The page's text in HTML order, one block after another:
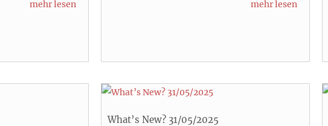
mehr lesen
mehr lesen
What’s New? 31/05/2025